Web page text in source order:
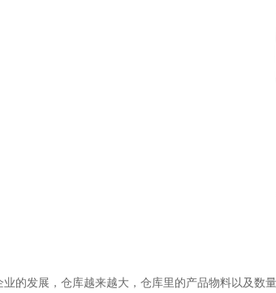
业的发展，仓库越来越大，仓库里的产品物料以及数